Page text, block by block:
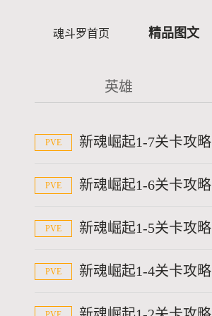
魂斗罗首页 精品图文
英雄
PVE 新魂崛起1-7关卡攻略
PVE 新魂崛起1-6关卡攻略
PVE 新魂崛起1-5关卡攻略
PVE 新魂崛起1-4关卡攻略